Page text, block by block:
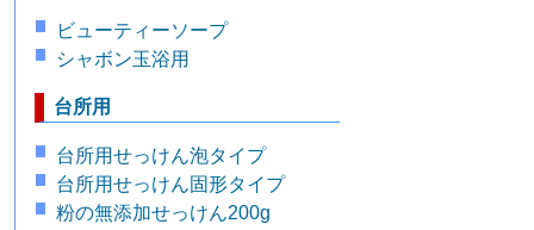
ビューティーソープ
シャボン玉浴用
台所用
台所用せっけん泡タイプ
台所用せっけん固形タイプ
粉の無添加せっけん200g